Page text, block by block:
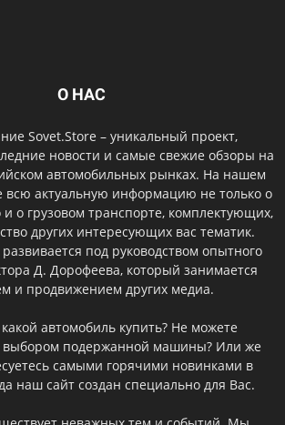
О НАС
Sovet.Store – уникальный проект,
новости и самые свежие обзоры на
автомобильных рынках. На нашем
всю актуальную информацию не только о
и о грузовом транспорте, комплектующих,
других интересующих вас тематик.
под руководством опытного
Д. Дорофеева, который занимается
и продвижением других медиа.
автомобиль купить? Не можете
выбором подержанной машины? Или же
самыми горячими новинками в
наш сайт создан специально для Вас.